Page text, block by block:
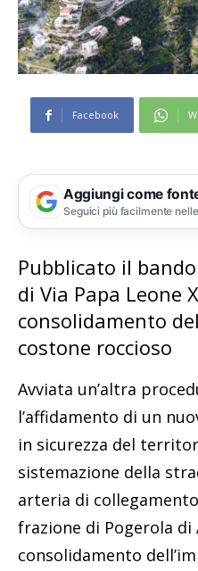
Facebook
Aggiungi come
Seguici più facilmente
Pubblicato il
di Via Papa Leone
consolidamento
costone roccioso
Avviata un’altra
l’affidamento di un
in sicurezza del
sistemazione della
arteria di
frazione di Pogerola di
consolidamento